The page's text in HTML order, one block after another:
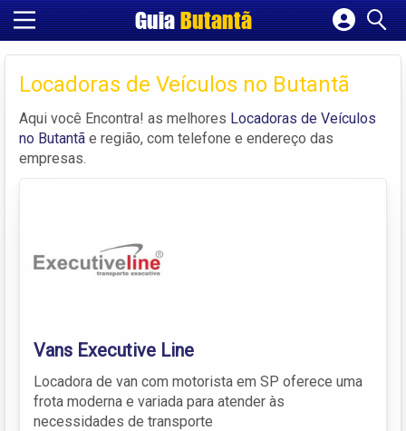
GuiaButantã
Cadastrar empresa
Criar conta
Locadoras de Veículos no Butantã
Aqui você Encontra! as melhores Locadoras de Veículos
no Butantã e região, com telefone e endereço das
empresas.
Vans Executive Line
Locadora de van com motorista em SP oferece uma
frota moderna e variada para atender às
necessidades de transporte